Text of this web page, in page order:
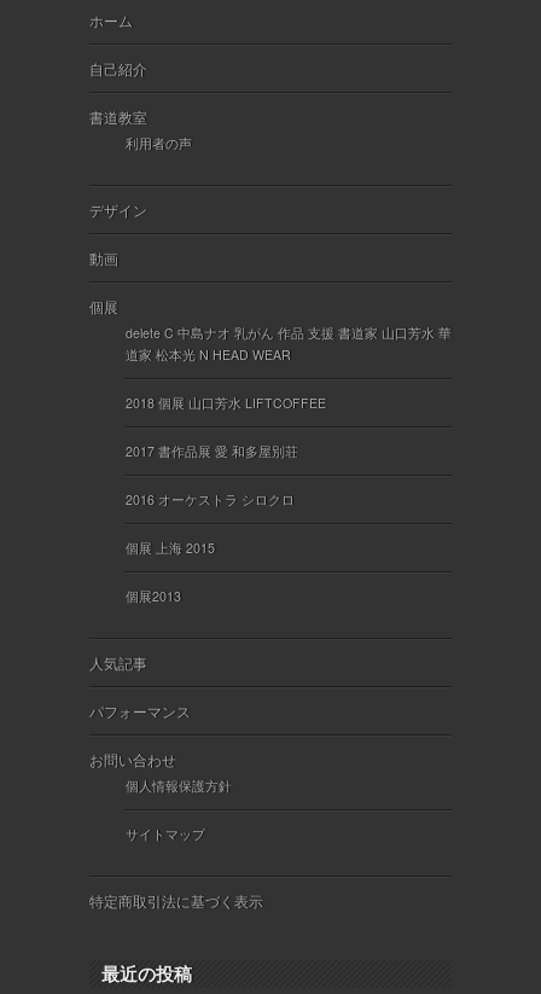
ホーム
自己紹介
書道教室
利用者の声
デザイン
動画
個展
delete C 中島ナオ 乳がん 作品 支援 書道家 山口芳水 華
道家 松本光 N HEAD WEAR
2018 個展 山口芳水 LIFTCOFFEE
2017 書作品展 愛 和多屋別荘
2016 オーケストラ シロクロ
個展 上海 2015
個展2013
人気記事
パフォーマンス
お問い合わせ
個人情報保護方針
サイトマップ
特定商取引法に基づく表示
最近の投稿